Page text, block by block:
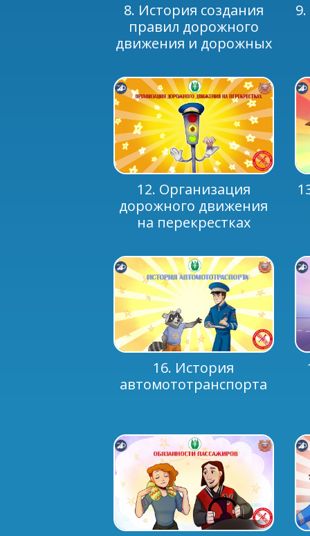
8. История создания
правил дорожного
движения и дорожных
12. Организация
дорожного движения
на перекрестках
16. История
автомототранспорта